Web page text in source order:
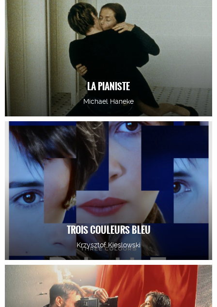
LA PIANISTE
Michael Haneke
TROIS COULEURS BLEU
Krzysztof Kieslowski